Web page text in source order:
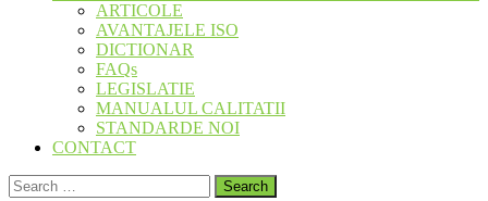
ARTICOLE
AVANTAJELE ISO
DICTIONAR
FAQs
LEGISLATIE
MANUALUL CALITATII
STANDARDE NOI
CONTACT
Search